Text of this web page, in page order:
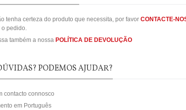
tenha certeza do produto que necessita, por favor CONTACTE-
pedido.
também a nossa POLÍTICA DE DEVOLUÇÃO
PODEMOS AJUDAR?
contacto connosco
em Português